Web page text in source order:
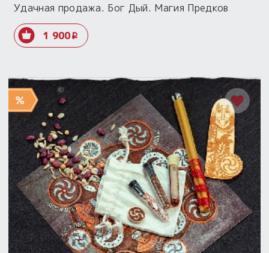
Удачная продажа. Бог Дый. Магия Предков
1 900i